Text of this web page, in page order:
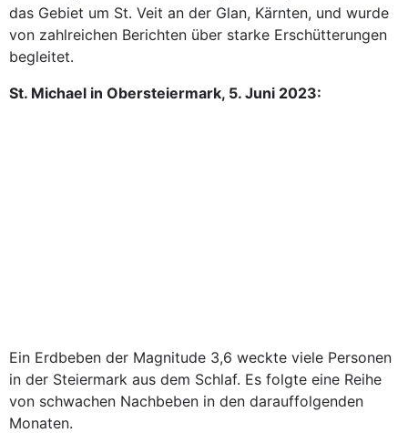
das Gebiet um St. Veit an der Glan, Kärnten, und wurde
von zahlreichen Berichten über starke Erschütterungen
begleitet.
St. Michael in Obersteiermark, 5. Juni 2023:
Ein Erdbeben der Magnitude 3,6 weckte viele Personen
in der Steiermark aus dem Schlaf. Es folgte eine Reihe
von schwachen Nachbeben in den darauffolgenden
Monaten.